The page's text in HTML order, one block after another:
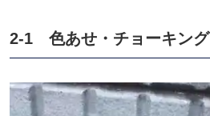
2-1 色あせ・チョーキング